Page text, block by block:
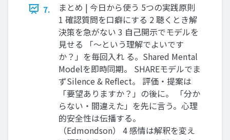
7.
まとめ | 今日から使う 5つの実践原則
1 確認質問を口癖にする 2 聴くとき解
決策を急がない 3 自己開示でモデルを
見せる 「〜という理解でよいです
か？」を毎回入れ る。Shared Mental
Modelを即時同期。 SHAREモデルでま
ずSilence & Reflect。 評価・提案は
「要望ありますか？」の後に。 「分か
らない・間違えた」を先に言う。心理
的安全性は伝播する。
（Edmondson） 4 感情は解釈を変え